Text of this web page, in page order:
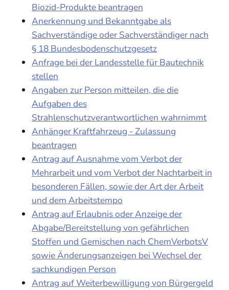
Biozid-Produkte beantragen
Anerkennung und Bekanntgabe als
Sachverständige oder Sachverständiger nach
§ 18 Bundesbodenschutzgesetz
Anfrage bei der Landesstelle für Bautechnik
stellen
Angaben zur Person mitteilen, die die
Aufgaben des
Strahlenschutzverantwortlichen wahrnimmt
Anhänger Kraftfahrzeug - Zulassung
beantragen
Antrag auf Ausnahme vom Verbot der
Mehrarbeit und vom Verbot der Nachtarbeit in
besonderen Fällen, sowie der Art der Arbeit
und dem Arbeitstempo
Antrag auf Erlaubnis oder Anzeige der
Abgabe/Bereitstellung von gefährlichen
Stoffen und Gemischen nach ChemVerbotsV
sowie Änderungsanzeigen bei Wechsel der
sachkundigen Person
Antrag auf Weiterbewilligung von Bürgergeld